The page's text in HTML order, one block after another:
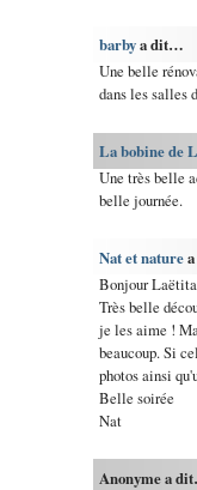
barbya dit…
Une belle
dans les salles
La bobine de
Une très belle
belle journée.
Nat et nature
Bonjour Laëtita
Très belle
je les aime !
beaucoup. Si
photos ainsi
Belle soirée
Nat
Anonyme a